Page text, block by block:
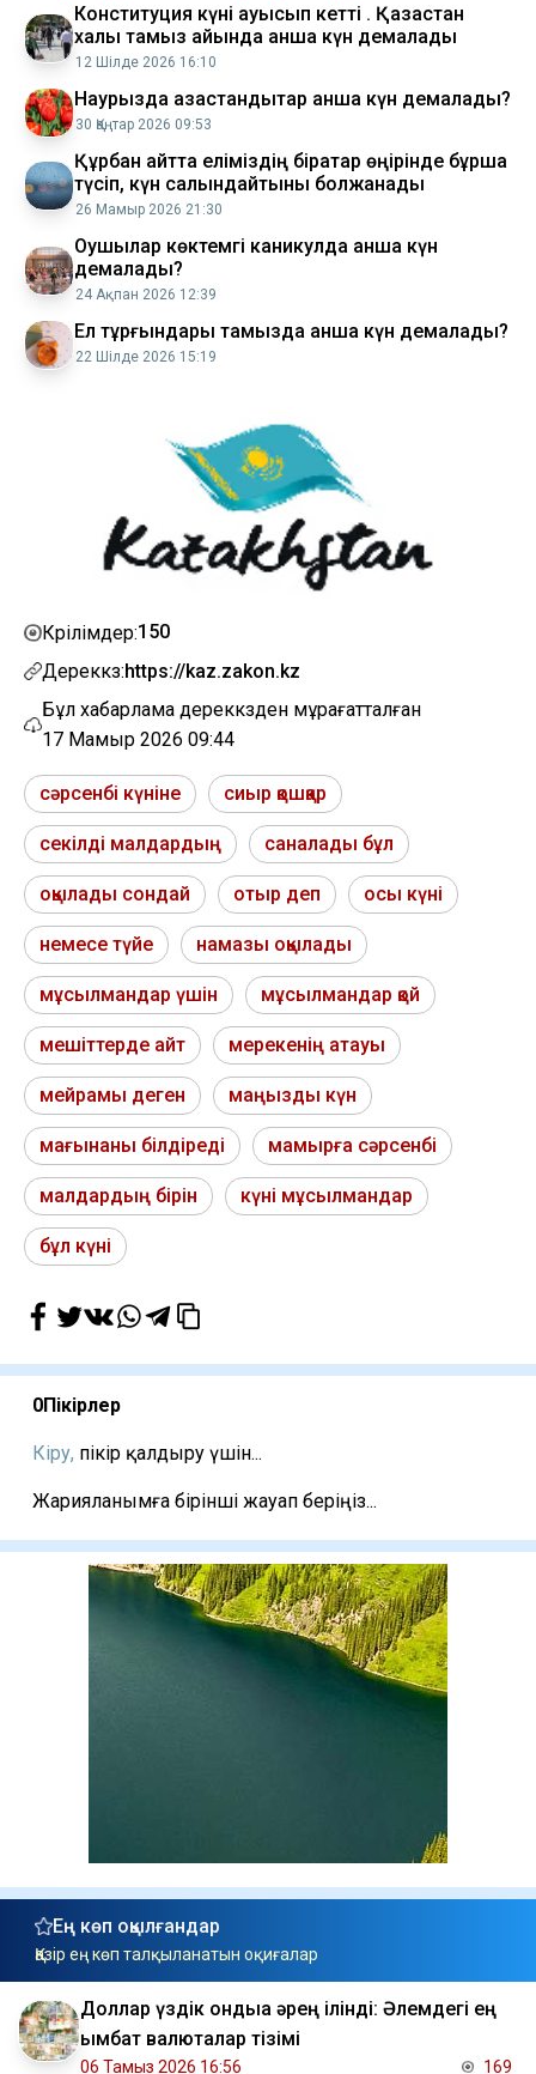
Конституция күні ауысып кетті . Қазақстан
халқы тамыз айында қанша күн демалады
12 Шілде 2026 16:10
Наурызда қазақстандықтар қанша күн демалады?
30 Қаңтар 2026 09:53
Құрбан айтта еліміздің бірқатар өңірінде бұршақ
түсіп, күн салқындайтыны болжанады
26 Мамыр 2026 21:30
Оқушылар көктемгі каникулда қанша күн
демалады?
24 Ақпан 2026 12:39
Ел тұрғындары тамызда қанша күн демалады?
22 Шілде 2026 15:19
Көрілімдер:150
Дереккөз:https://kaz.zakon.kz
Бұл хабарлама дереккөзден мұрағатталған
17 Мамыр 2026 09:44
сәрсенбі күніне сиыр қошқар
секілді малдардың саналады бұл
оқылады сондай отыр деп осы күні
немесе түйе намазы оқылады
мұсылмандар үшін мұсылмандар қой
мешіттерде айт мерекенің атауы
мейрамы деген маңызды күн
мағынаны білдіреді мамырға сәрсенбі
малдардың бірін күні мұсылмандар
бұл күні
0Пікірлер
Кіру, пікір қалдыру үшін...
Жарияланымға бірінші жауап беріңіз...
Ең көп оқылғандар
Қазір ең көп талқыланатын оқиғалар
Доллар үздік ондыққа әрең ілінді: Әлемдегі ең
қымбат валюталар тізімі
06 Тамыз 2026 16:56 169